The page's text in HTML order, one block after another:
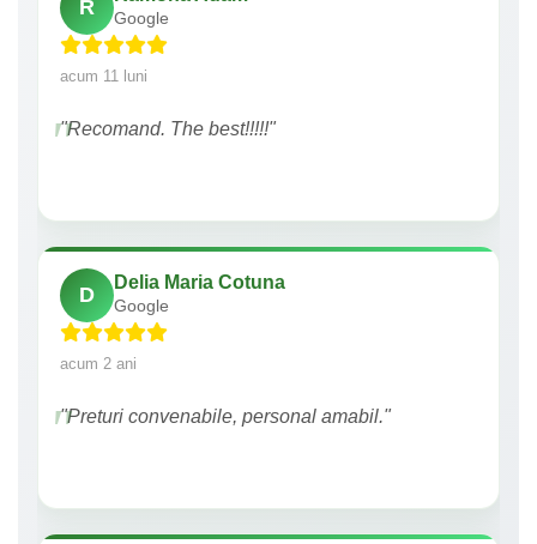
R Google
acum 11 luni
"Recomand. The best!!!!!"
D
Delia Maria Cotuna
Google
acum 2 ani
"Preturi convenabile, personal amabil."